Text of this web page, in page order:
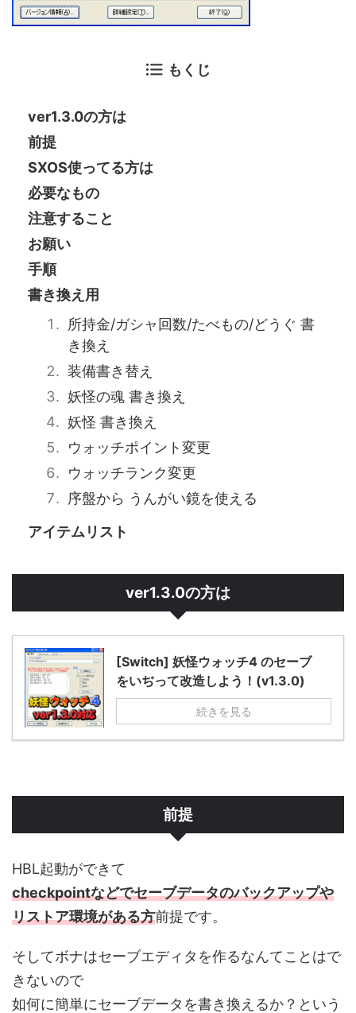
もくじ
ver1.3.0の方は
前提
SXOS使ってる方は
必要なもの
注意すること
お願い
手順
書き換え用
所持金/ガシャ回数/たべもの/どうぐ 書
き換え
装備書き替え
妖怪の魂 書き換え
妖怪 書き換え
ウォッチポイント変更
ウォッチランク変更
序盤から うんがい鏡を使える
アイテムリスト
ver1.3.0の方は
[Switch] 妖怪ウォッチ4 のセーブ
をいぢって改造しよう！(v1.3.0)
続きを見る
前提
HBL起動ができて
checkpointなどでセーブデータのバックアップや
リストア環境がある方前提です。
そしてボナはセーブエディタを作るなんてことはで
きないので
如何に簡単にセーブデータを書き換えるか？という